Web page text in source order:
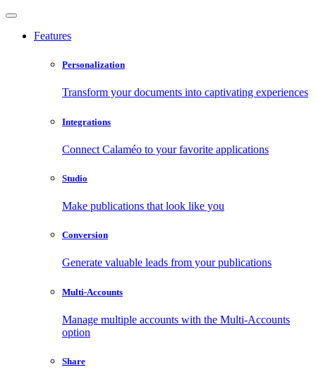
Features
Personalization
Transform your documents into captivating experiences
Integrations
Connect Calaméo to your favorite applications
Studio
Make publications that look like you
Conversion
Generate valuable leads from your publications
Multi-Accounts
Manage multiple accounts with the Multi-Accounts
option
Share